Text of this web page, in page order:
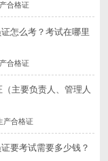
合格证
怎么考？考试在哪里
合格证
主要负责人、管理人
产合格证
要考试需要多少钱？